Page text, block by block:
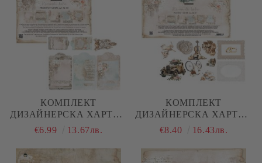
КОМПЛЕКТ
ДИЗАЙНЕРСКА ХАРТИЯ
- ROMANTIC BOHO - 12
€6.99 13.67лв.
КОМПЛЕКТ
ДИЗАЙНЕРСКА ХАРТИЯ
- ROMANTIC BOHO - 6
€8.40 16.43лв.